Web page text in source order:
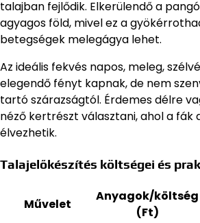
talajban fejlődik. Elkerülendő a
agyagos föld, mivel ez a
betegségek melegágya lehet.
Az ideális fekvés napos, meleg,
elegendő fényt kapnak, de nem
tartó szárazságtól. Érdemes délre
néző kertrészt választani, ahol a
élvezhetik.
Talajelőkészítés költségei és
Művelet
Anyagok/költség
(Ft)